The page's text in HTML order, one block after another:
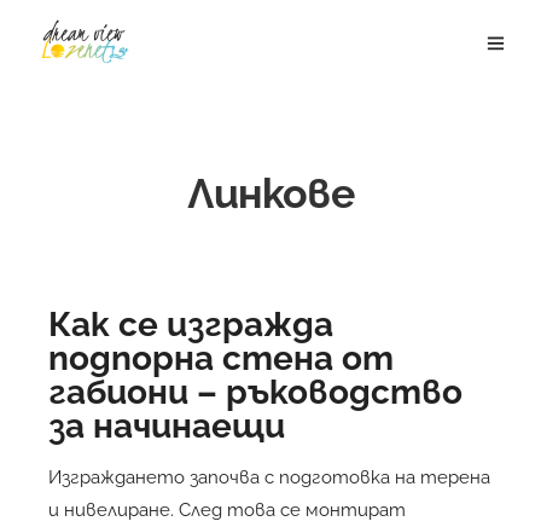
Линкове
Как се изгражда
подпорна стена от
габиони – ръководство
за начинаещи
Изграждането започва с подготовка на терена
и нивелиране. След това се монтират